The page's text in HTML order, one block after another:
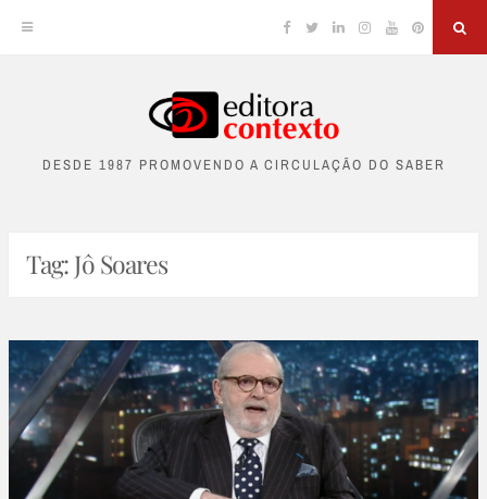
content
Facebook
TwitterLinkedinInstagram
YouTubePinterest
DESDE 1987 PROMOVENDO A CIRCULAÇÃO DO SABER
Tag:Jô Soares